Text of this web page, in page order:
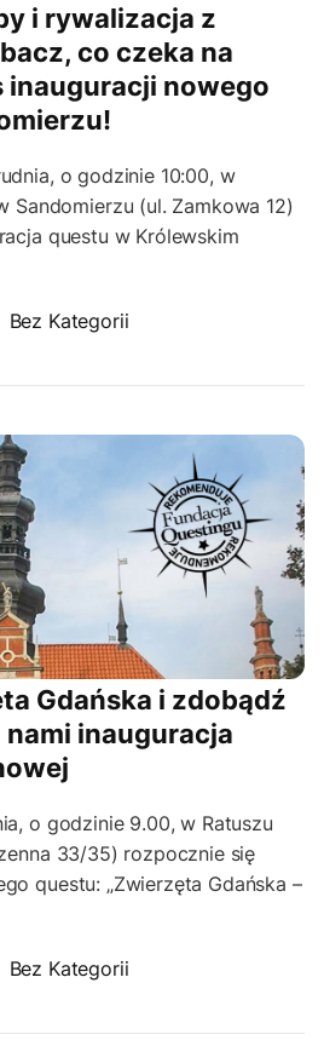
i rywalizacja z
co czeka na
inauguracji nowego
o godzinie 10:00, w
Sandomierzu (ul. Zamkowa 12)
questu w Królewskim
Bez Kategorii
Gdańska i zdobądź
inauguracja
o godzinie 9.00, w Ratuszu
33/35) rozpocznie się
questu: „Zwierzęta Gdańska –
Bez Kategorii